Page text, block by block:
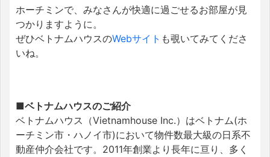
ホーチミンで、みなさんが快適に過ごせるお部屋が見
つかりますように。
ぜひベトナムハウスのWebサイト も覗いてみてくださ
いね。
■ベトナムハウスのご紹介
ベトナムハウス（Vietnamhouse Inc.）はベトナム(ホ
ーチミン市・ハノイ市)において物件数最大級の日系不
動産仲介会社です。2011年創業より長年に亘り、多く